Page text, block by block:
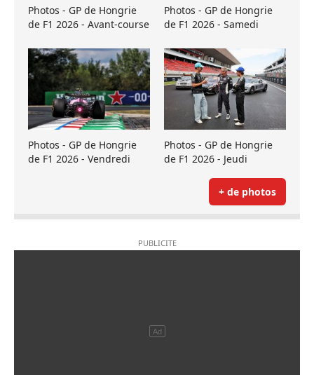
Photos - GP de Hongrie
de F1 2026 - Avant-course
Photos - GP de Hongrie
de F1 2026 - Samedi
Photos - GP de Hongrie
de F1 2026 - Vendredi
Photos - GP de Hongrie
de F1 2026 - Jeudi
+ de photos